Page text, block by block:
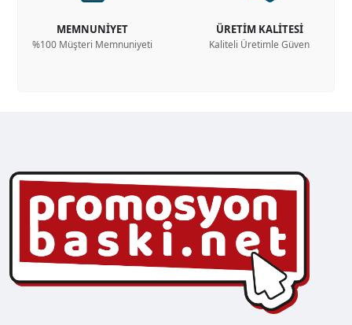
MEMNUNİYET
%100 Müşteri Memnuniyeti
ÜRETİM KALİTESİ
Kaliteli Üretimle Güven